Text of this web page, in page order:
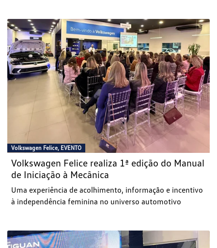
Volkswagen Felice, EVENTO
Volkswagen Felice realiza 1ª edição do Manual
de Iniciação à Mecânica
Uma experiência de acolhimento, informação e incentivo
à independência feminina no universo automotivo